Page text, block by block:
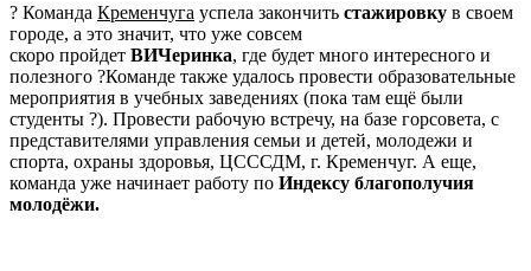
? Команда Кременчуга успела закончить стажировку в своем
городе, а это значит, что уже совсем
скоро пройдет ВИЧеринка, где будет много интересного и
полезного ?Команде также удалось провести образовательные
мероприятия в учебных заведениях (пока там ещё были
студенты ?). Провести рабочую встречу, на базе горсовета, с
представителями управления семьи и детей, молодежи и
спорта, охраны здоровья, ЦСССДМ, г. Кременчуг. А еще,
команда уже начинает работу по Индексу благополучия
молодёжи.